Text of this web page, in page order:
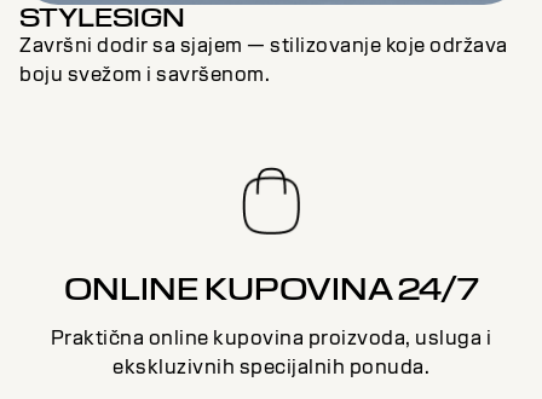
STYLESIGN
Završni dodir sa sjajem — stilizovanje koje održava
boju svežom i savršenom.
ONLINE KUPOVINA 24/7
Praktična online kupovina proizvoda, usluga i
ekskluzivnih specijalnih ponuda.